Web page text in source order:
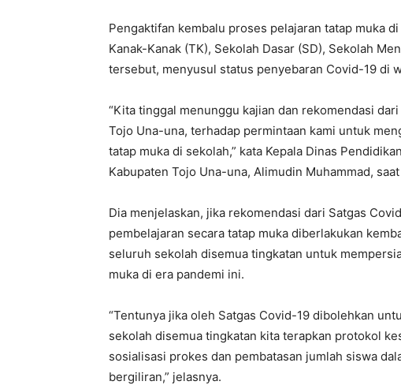
Pengaktifan kembalu proses pelajaran tatap muka
Kanak-Kanak (TK), Sekolah Dasar (SD), Sekolah
tersebut, menyusul status penyebaran Covid-19 di
“Kita tinggal menunggu kajian dan rekomendasi
Tojo Una-una, terhadap permintaan kami untuk
tatap muka di sekolah,” kata Kepala Dinas
Kabupaten Tojo Una-una, Alimudin Muhammad,
Dia menjelaskan, jika rekomendasi dari Satgas
pembelajaran secara tatap muka diberlakukan
seluruh sekolah disemua tingkatan untuk
muka di era pandemi ini.
“Tentunya jika oleh Satgas Covid-19 dibolehkan
sekolah disemua tingkatan kita terapkan protokol
sosialisasi prokes dan pembatasan jumlah siswa
bergiliran,” jelasnya.